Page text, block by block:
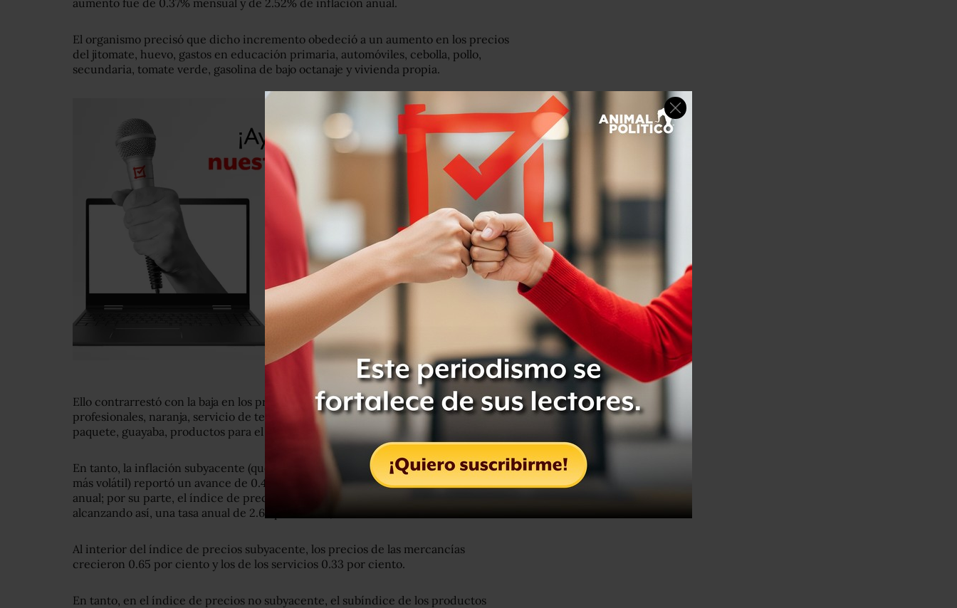
aumento fue de 0.37% mensual y de 2.52% de inflación anual.
El organismo precisó que dicho incremento obedeció a un aumento en los precios
del jitomate, huevo, gastos en educación primaria, automóviles, cebolla, pollo,
secundaria, tomate verde, gasolina de bajo octanaje y vivienda propia.
Ello contrarrestó con la baja en los precios de gas doméstico LP, servicios
profesionales, naranja, servicio de telefonía móvil, plátanos, servicios turísticos en
paquete, guayaba, productos para el cabello, televisores y manzanas, abundó.
En tanto, la inflación subyacente (que elimina los bienes y servicios con un precio
más volátil) reportó un avance de 0.48 por ciento mensual y de 3.07 por ciento
anual; por su parte, el índice de precios no subyacente incrementó 1.04 por ciento,
alcanzando así, una tasa anual de 2.65 por ciento, informó el INEGI.
Al interior del índice de precios subyacente, los precios de las mercancías
crecieron 0.65 por ciento y los de los servicios 0.33 por ciento.
En tanto, en el índice de precios no subyacente, el subíndice de los productos